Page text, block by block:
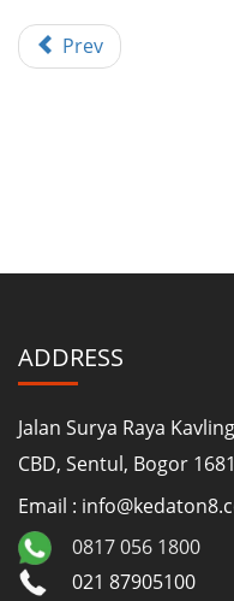
Prev
ADDRESS
Jalan Surya Raya
CBD, Sentul, Bogor
Email :
0817 056 1800
021 87905100